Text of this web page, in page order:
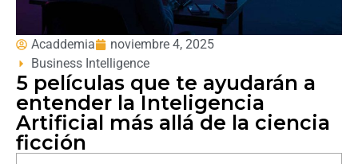
Acaddemia
noviembre 4, 2025
Business Intelligence
5 películas que te ayudarán a
entender la Inteligencia
Artificial más allá de la ciencia
ficción